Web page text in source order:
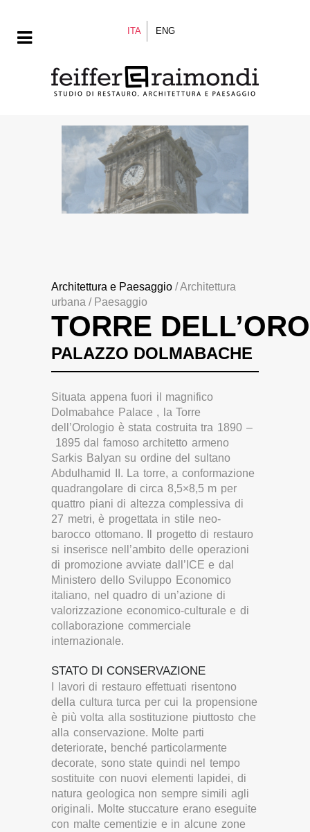
ITA ENG
Architettura e Paesaggio / Architettura
urbana / Paesaggio
TORRE
PALAZZO DOLMABACHE
Situata appena fuori il magnifico
Dolmabahce Palace , la Torre
dell’Orologio è stata costruita tra 1890 –
1895 dal famoso architetto armeno
Sarkis Balyan su ordine del sultano
Abdulhamid II. La torre, a conformazione
quadrangolare di circa 8,5×8,5 m per
quattro piani di altezza complessiva di
27 metri, è progettata in stile neo-
barocco ottomano. Il progetto di restauro
si inserisce nell’ambito delle operazioni
di promozione avviate dall’ICE e dal
Ministero dello Sviluppo Economico
italiano, nel quadro di un’azione di
valorizzazione economico-culturale e di
collaborazione commerciale
internazionale.
STATO DI CONSERVAZIONE
I lavori di restauro effettuati risentono
della cultura turca per cui la propensione
è più volta alla sostituzione piuttosto che
alla conservazione. Molte parti
deteriorate, benché particolarmente
decorate, sono state quindi nel tempo
sostituite con nuovi elementi lapidei, di
natura geologica non sempre simili agli
originali. Molte stuccature erano eseguite
con malte cementizie e in alcune zone